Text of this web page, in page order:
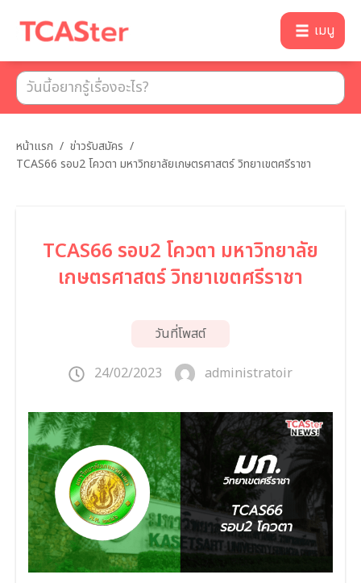
เมนู
หน้าแรก / ข่าวรับสมัคร /
TCAS66 รอบ2 โควตา มหาวิทยาลัยเกษตรศาสตร์ วิทยาเขตศรีราชา
TCAS66 รอบ2 โควตา มหาวิทยาลัย
เกษตรศาสตร์ วิทยาเขตศรีราชา
วันที่โพสต์
24/02/2023 administratoir